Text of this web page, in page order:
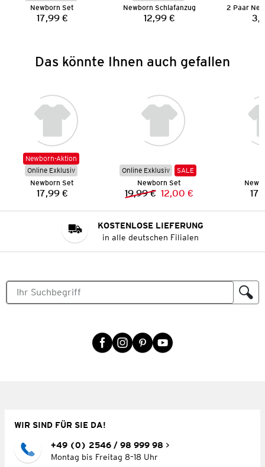
Newborn Set
Preis:
17,99 €
Newborn Schlafanzug
Preis:
12,99 €
Das könnte Ihnen auch gefallen
Newborn-Aktion
Online Exklusiv
Newborn Set
Preis:
17,99 €
Online Exklusiv
SALE
Newborn Set
Vorheriger Preis:
19,99 € Neuer Preis:
12,00 €
KOSTENLOSE LIEFERUNG
in alle deutschen Filialen
WIR SIND FÜR SIE DA!
+49 (0) 2546 / 98 999 98
Montag bis Freitag 8–18 Uhr